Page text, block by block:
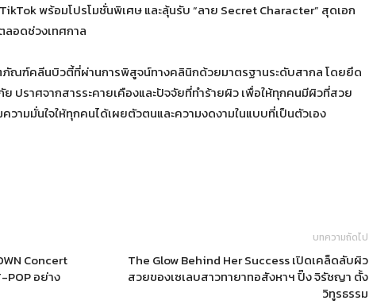
พร้อมโปรโมชั่นพิเศษ และลุ้นรับ “ลาย Secret Character” สุดเอก
อดช่วงเทศกาล
ภัณฑ์คลีนบิวตี้ที่ผ่านการพิสูจน์ทางคลินิกด้วยมาตรฐานระดับสากล โดยยึด
ปราศจากสารระคายเคืองและปัจจัยที่ทำร้ายผิว เพื่อให้ทุกคนมีผิวที่สวย
วามมั่นใจให้ทุกคนได้เผยตัวตนและความงดงามในแบบที่เป็นตัวเอง
Concert
อย่าง
บทความถัดไป
The Glow Behind Her Success เปิดเคล็ดลับผิว
สวยของเซเลบสาวทายาทอสังหาฯ ปิ๊ง จิรัชญา ตั้ง
วิทูรธรรม